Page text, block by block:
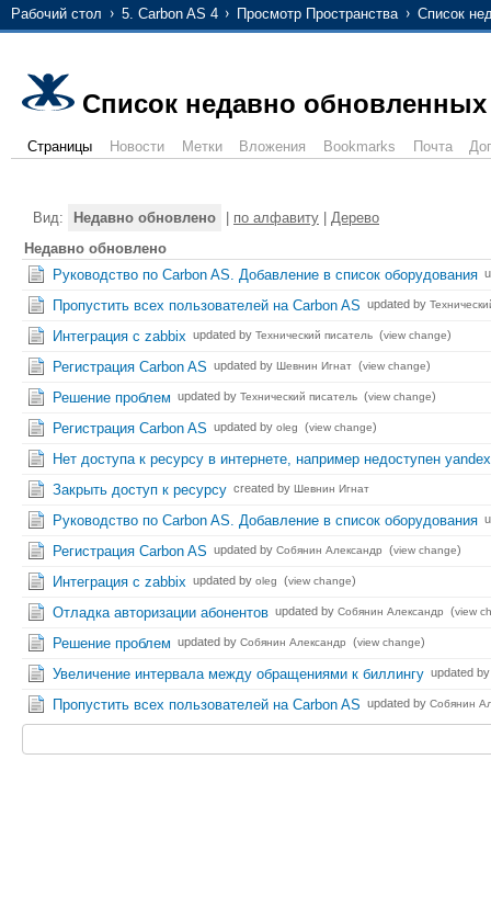
Рабочий стол 5. Carbon AS 4 Просмотр Пространства Список
Список недавно обновленных
Страницы Новости Метки Вложения Bookmarks Почта
Вид: Недавно обновлено | по алфавиту | Дерево
Недавно обновлено
Руководство по Carbon AS. Добавление в список оборудования
Пропустить всех пользователей на Carbon AS updated by
Интеграция с zabbix updated by Технический писатель (view change)
Регистрация Carbon AS updated by Шевнин Игнат (view change)
Решение проблем updated by Технический писатель (view change)
Регистрация Carbon AS updated by oleg (view change)
Нет доступа к ресурсу в интернете, например недоступен
Закрыть доступ к ресурсу created by Шевнин Игнат
Руководство по Carbon AS. Добавление в список оборудования
Регистрация Carbon AS updated by Собянин Александр (view change)
Интеграция с zabbix updated by oleg (view change)
Отладка авторизации абонентов updated by Собянин Александр (view
Решение проблем updated by Собянин Александр (view change)
Увеличение интервала между обращениями к биллингу updated
Пропустить всех пользователей на Carbon AS updated by Собянин